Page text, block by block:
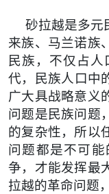
砂拉越是多元
来族、马兰诺族
民族，不仅占人
代，民族人口中
广大具战略意义
问题是民族问题，
的复杂性，所以
问题都是不可
争，才能发挥最
拉越的革命问题